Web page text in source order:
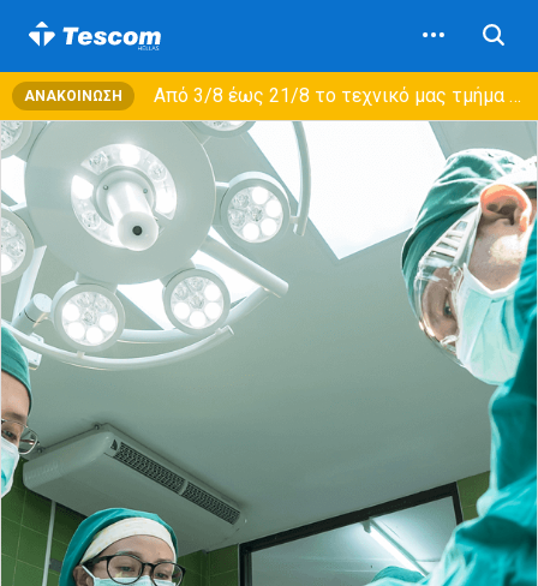
ΑΝΑΚΟΊΝΩΣΗ Από 3/8 έως 21/8 τo τεχνικό μας τμήμα θα εξυπηρετεί μόνο συμβόλαια συντήρησης και όχι νέες παραλαβές →